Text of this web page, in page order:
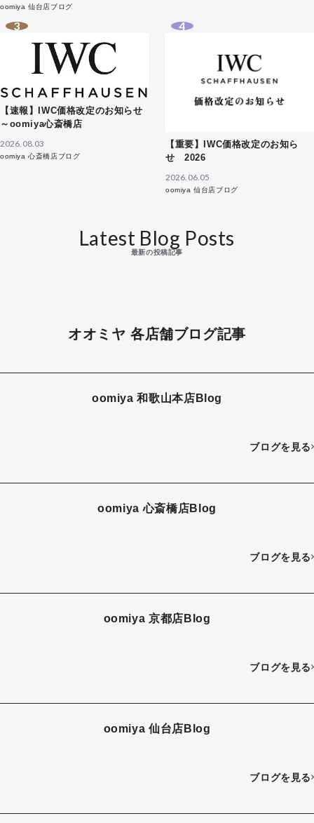
oomiya 仙台店ブログ
2026.08.03
【速報】IWC価格改定のお知らせ
～oomiya心斎橋店
oomiya 心斎橋店ブログ
2026.06.05
【重要】IWC価格改定のお知ら
せ 2026
oomiya 仙台店ブログ
Latest Blog Posts
最新の投稿記事
オオミヤ 各店舗ブログ記事
oomiya 和歌山本店Blog
ブログを見る
oomiya 心斎橋店Blog
ブログを見る
oomiya 京都店Blog
ブログを見る
oomiya 仙台店Blog
ブログを見る